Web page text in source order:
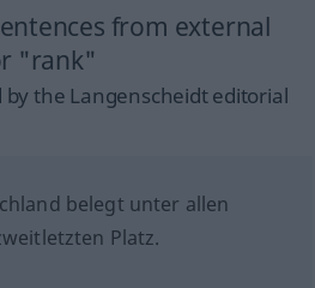
from external
"rank"
by the Langenscheidt editorial
belegt unter allen
Platz.